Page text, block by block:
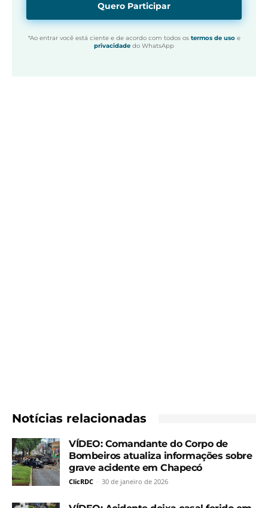
Quero Participar
*Ao entrar você está ciente e de acordo com todos os termos de usoe
privacidade do WhatsApp
Notícias relacionadas
VÍDEO: Comandante do Corpo de
Bombeiros atualiza informações sobre
grave acidente em Chapecó
ClicRDC - 30 de janeiro de 2026